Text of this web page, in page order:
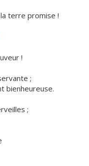
terre promise !
!
;
bienheureuse.
;